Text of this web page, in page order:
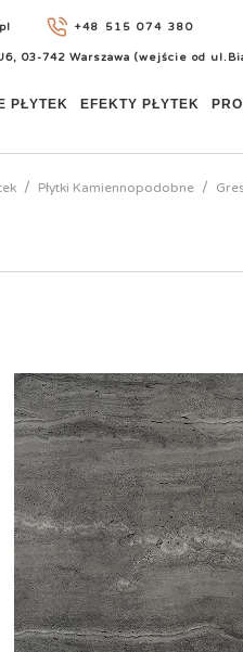
+48 515 074 380
03-742 Warszawa (wejście od
PŁYTEK EFEKTY PŁYTEK
Płytki Kamiennopodobne